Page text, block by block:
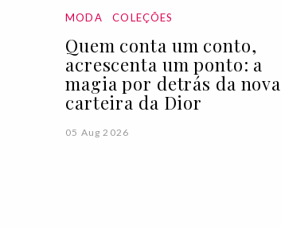
MODA COLEÇÕES
Quem conta um conto,
acrescenta um ponto: a
magia por detrás da nova
carteira da Dior
05 Aug 2026